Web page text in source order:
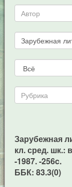
Зарубежная
кл. сред. шк.:
-1987. -256c.
ББК: 83.3(0)